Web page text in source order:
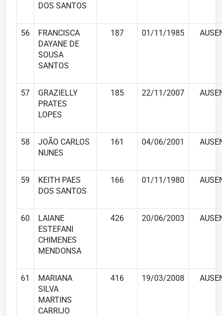
DOS SANTOS
56
FRANCISCA
DAYANE DE
SOUSA
SANTOS
187 01/11/1985
57
GRAZIELLY
PRATES
LOPES
185 22/11/2007
58
JOÃO CARLOS
NUNES
161 04/06/2001
59
KEITH PAES
DOS SANTOS
166 01/11/1980
60
LAIANE
ESTEFANI
CHIMENES
MENDONSA
426 20/06/2003
61
MARIANA
SILVA
MARTINS
CARRIJO
416 19/03/2008